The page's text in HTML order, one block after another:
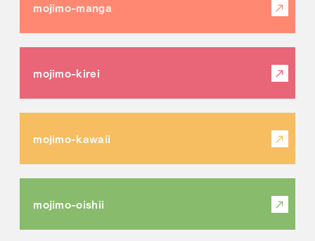
mojimo-manga
mojimo-kirei
mojimo-kawaii
mojimo-oishii